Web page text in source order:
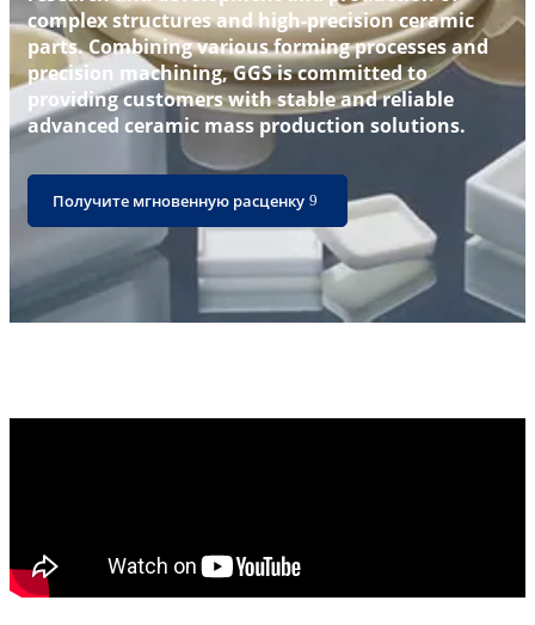
complex structures and high-precision ceramic
parts. Combining various forming processes and
precision machining, GGS is committed to
providing customers with stable and reliable
advanced ceramic mass production solutions.
Получите мгновенную расценку